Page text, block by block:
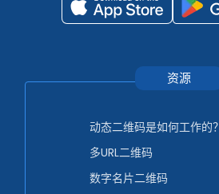
资源
动态二维码是如何工作的？
多URL二维码
数字名片二维码